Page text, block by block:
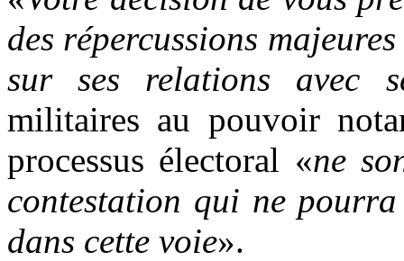
des répercussions
sur ses relations avec
militaires au pouvoir
processus électoral «ne
contestation qui ne
dans cette voie».